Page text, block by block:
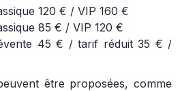
120 € / VIP 160 €
85 € / VIP 120 €
45 € / tarif réduit 35 € /
être proposées, comme